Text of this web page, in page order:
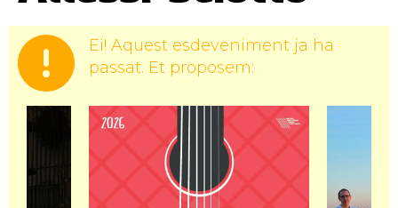
Ei! Aquest esdeveniment ja ha
passat. Et proposem: